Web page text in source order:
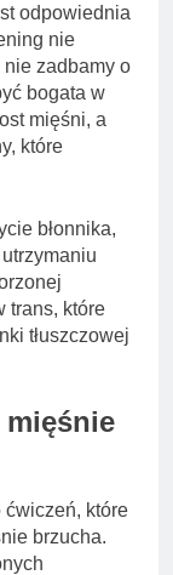
odpowiednia
nie
zadbamy o
bogata w
mięśni, a
które
błonnika,
trans, które
tłuszczowej
mięśnie
ćwiczeń, które
brzucha.